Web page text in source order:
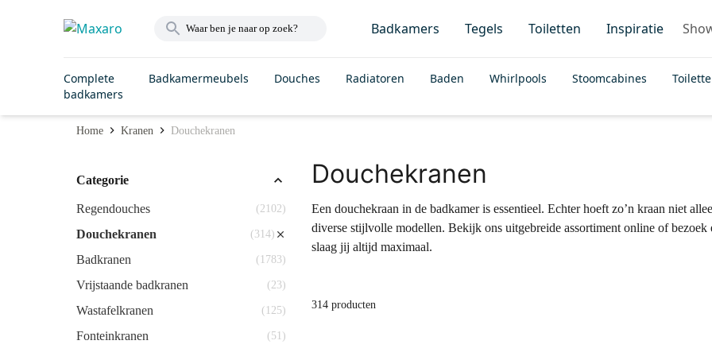
Badkamers Tegels Toiletten Inspiratie
Complete
badkamers
Badkamermeubels Douches Radiatoren Baden Whirlpools Stoomcabines
Home Kranen Douchekranen
Categorie
Regendouches (2102)
Douchekranen (314)
Badkranen (1783)
Vrijstaande badkranen (23)
Wastafelkranen (125)
Fonteinkranen (51)
Douchekranen
Een douchekraan in de badkamer is essentieel. Echter hoeft zo’n kraan niet
diverse stijlvolle modellen. Bekijk ons uitgebreide assortiment online of
slaag jij altijd maximaal.
314 producten